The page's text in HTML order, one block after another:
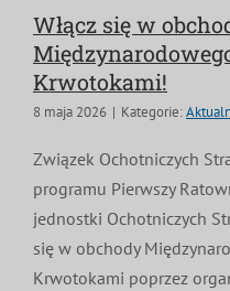
Symbole
MDP i DDP
OTWP
PNWM
Kultura
Orkiestry
Floriany
Historia
System OSP
Poradnik
Sklep
Włącz się w
Krwotokami!
8 maja 2026 | Kategorie:
Związek Ochotniczych
programu Pierwszy
jednostki Ochotniczych
się w obchody
Krwotokami poprzez